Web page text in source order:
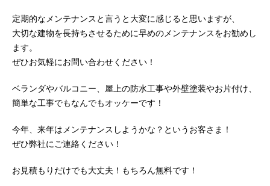
定期的なメンテナンスと言うと大変に感じると思いますが、
大切な建物を長持ちさせるために早めのメンテナンスをお勧めし
ます。
ぜひお気軽にお問い合わせください！
ベランダやバルコニー、屋上の防水工事や外壁塗装やお片付け、
簡単な工事でもなんでもオッケーです！
今年、来年はメンテナンスしようかな？というお客さま！
ぜひ弊社にご連絡ください！
お見積もりだけでも大丈夫！もちろん無料です！